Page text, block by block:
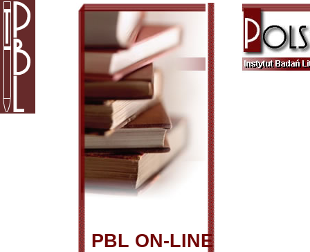
PBL ON-LINE